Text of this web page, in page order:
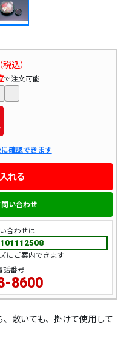
敷いても、掛けて使用して
（税込）
で注文可能
確認できます
れる
い合わせ
合わせは
101112508
にご案内できます
話番号
8600